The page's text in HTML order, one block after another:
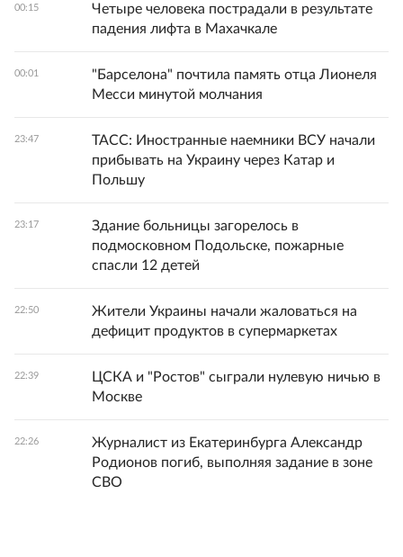
00:15
Четыре человека пострадали в результате
падения лифта в Махачкале
00:01
"Барселона" почтила память отца Лионеля
Месси минутой молчания
23:47
ТАСС: Иностранные наемники ВСУ начали
прибывать на Украину через Катар и
Польшу
23:17
Здание больницы загорелось в
подмосковном Подольске, пожарные
спасли 12 детей
22:50
Жители Украины начали жаловаться на
дефицит продуктов в супермаркетах
22:39
ЦСКА и "Ростов" сыграли нулевую ничью в
Москве
22:26
Журналист из Екатеринбурга Александр
Родионов погиб, выполняя задание в зоне
СВО